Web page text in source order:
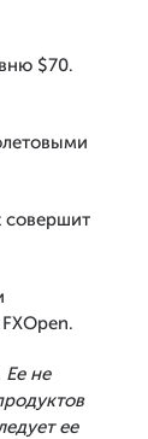
$70.
совершит
Ее не
ее